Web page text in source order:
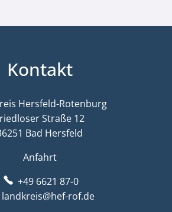
Kontakt
Hersfeld-Rotenburg
Straße 12
Bad Hersfeld
Anfahrt
+49 6621 87-0
landkreis@hef-rof.de